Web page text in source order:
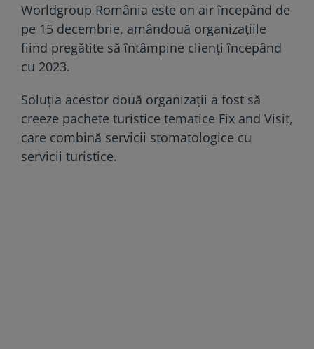
Worldgroup România este on air începând de
pe 15 decembrie, amândouă organizaţiile
fiind pregătite să întâmpine clienţi începând
cu 2023.
Soluţia acestor două organizaţii a fost să
creeze pachete turistice tematice Fix and Visit,
care combină servicii stomatologice cu
servicii turistice.